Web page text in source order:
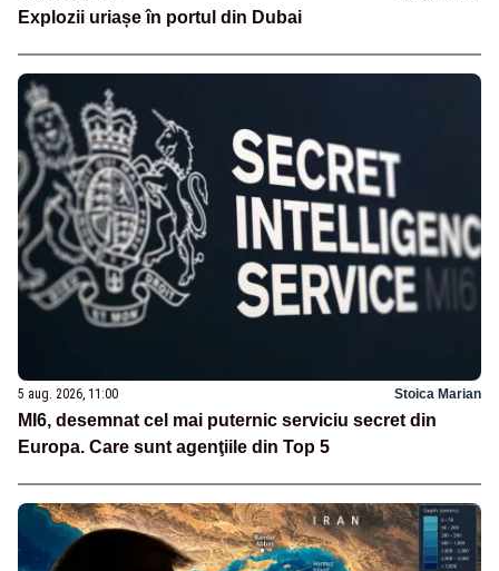
Explozii uriașe în portul din Dubai
5 aug. 2026, 11:00 Stoica Marian
MI6, desemnat cel mai puternic serviciu secret din
Europa. Care sunt agenţiile din Top 5